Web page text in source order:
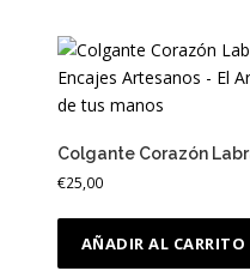
Colgante Corazón
€25,00
AÑADIR AL CARRITO